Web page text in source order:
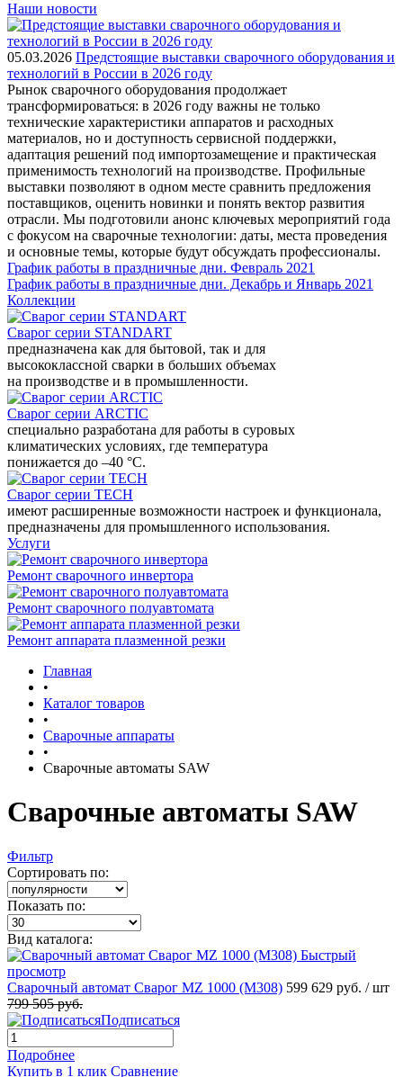
Наши новости
05.03.2026 Предстоящие выставки сварочного оборудования и
технологий в России в 2026 году
Рынок сварочного оборудования продолжает
трансформироваться: в 2026 году важны не только
технические характеристики аппаратов и расходных
материалов, но и доступность сервисной поддержки,
адаптация решений под импортозамещение и практическая
применимость технологий на производстве. Профильные
выставки позволяют в одном месте сравнить предложения
поставщиков, оценить новинки и понять вектор развития
отрасли. Мы подготовили анонс ключевых мероприятий года
с фокусом на сварочные технологии: даты, места проведения
и основные темы, которые будут обсуждать профессионалы.
График работы в праздничные дни. Февраль 2021
График работы в праздничные дни. Декабрь и Январь 2021
Коллекции
Сварог серии STANDART
предназначена как для бытовой, так и для
высококлассной сварки в больших объемах
на производстве и в промышленности.
Сварог серии ARCTIC
специально разработана для работы в суровых
климатических условиях, где температура
понижается до –40 °С.
Сварог серии TECH
имеют расширенные возможности настроек и функционала,
предназначены для промышленного использования.
Услуги
Ремонт сварочного инвертора
Ремонт сварочного полуавтомата
Ремонт аппарата плазменной резки
Главная
•
Каталог товаров
•
Сварочные аппараты
•
Сварочные автоматы SAW
Сварочные автоматы SAW
Фильтр
Сортировать по:
Показать по:
Вид каталога:
Быстрый
просмотр
Сварочный автомат Сварог MZ 1000 (M308) 599 629 руб. / шт
799 505 руб.
Подписаться
Подробнее
Купить в 1 клик Сравнение